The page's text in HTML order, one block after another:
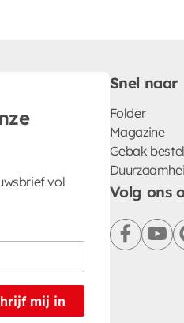
vol
mij in
Snel naar
Folder
Magazine
Gebak
Volg ons
facebook